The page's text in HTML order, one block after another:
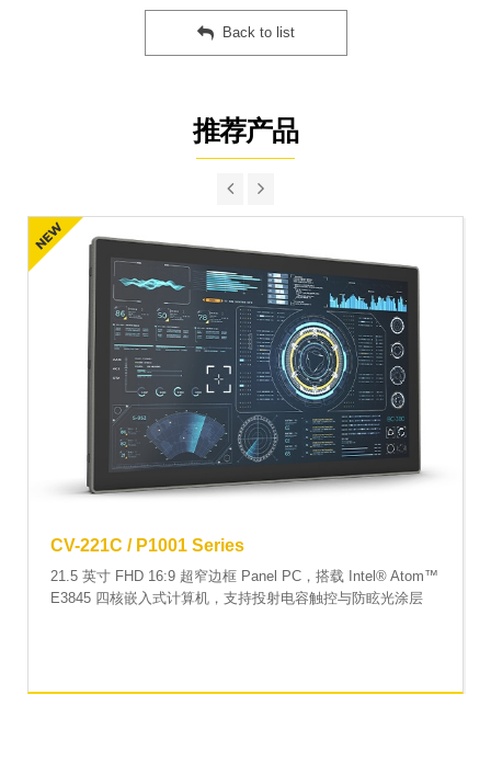
Back to list
推荐产品
CV-221C / P1001 Series
21.5 英寸 FHD 16:9 超窄边框 Panel PC，搭载 Intel® Atom™
E3845 四核嵌入式计算机，支持投射电容触控与防眩光涂层